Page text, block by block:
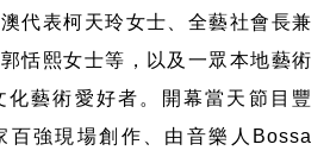
代表柯天玲女士、全藝社會長兼
恬熙女士等，以及一眾本地藝術
化藝術愛好者。開幕當天節目豐
百強現場創作、由音樂人 Bossa